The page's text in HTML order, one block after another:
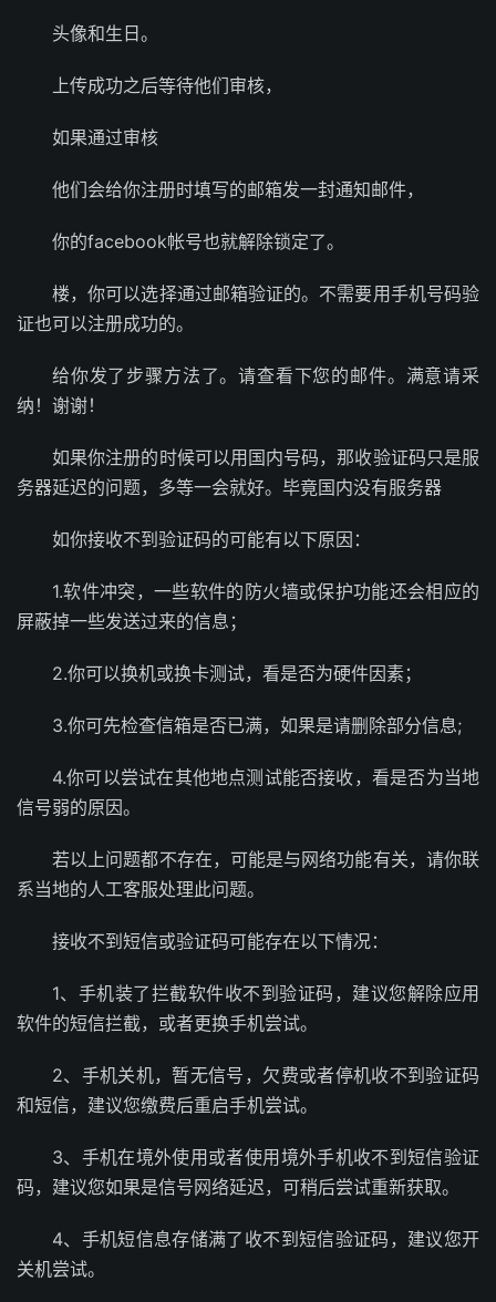
头像和生日。
上传成功之后等待他们审核，
如果通过审核
他们会给你注册时填写的邮箱发一封通知邮件，
你的facebook帐号也就解除锁定了。
楼，你可以选择通过邮箱验证的。不需要用手机号码验
证也可以注册成功的。
给你发了步骤方法了。请查看下您的邮件。满意请采
纳！谢谢！
如果你注册的时候可以用国内号码，那收验证码只是服
务器延迟的问题，多等一会就好。毕竟国内没有服务器
如你接收不到验证码的可能有以下原因：
1.软件冲突，一些软件的防火墙或保护功能还会相应的
屏蔽掉一些发送过来的信息；
2.你可以换机或换卡测试，看是否为硬件因素；
3.你可先检查信箱是否已满，如果是请删除部分信息;
4.你可以尝试在其他地点测试能否接收，看是否为当地
信号弱的原因。
若以上问题都不存在，可能是与网络功能有关，请你联
系当地的人工客服处理此问题。
接收不到短信或验证码可能存在以下情况：
1、手机装了拦截软件收不到验证码，建议您解除应用
软件的短信拦截，或者更换手机尝试。
2、手机关机，暂无信号，欠费或者停机收不到验证码
和短信，建议您缴费后重启手机尝试。
3、手机在境外使用或者使用境外手机收不到短信验证
码，建议您如果是信号网络延迟，可稍后尝试重新获取。
4、手机短信息存储满了收不到短信验证码，建议您开
关机尝试。